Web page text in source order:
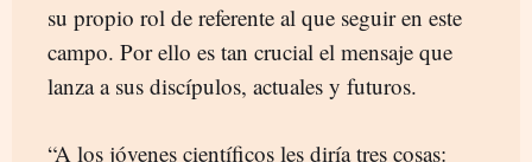
su propio rol de referente al que seguir en este
campo. Por ello es tan crucial el mensaje que
lanza a sus discípulos, actuales y futuros.
“A los jóvenes científicos les diría tres cosas: